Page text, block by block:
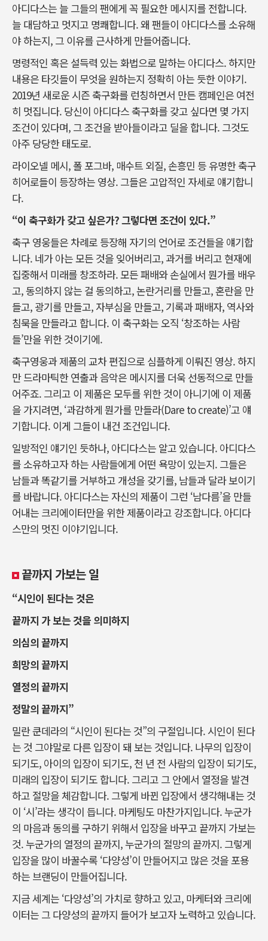
아디다스는 늘 그들의 팬에게 꼭 필요한 메시지를 전합니다.
늘 대담하고 멋지고 명쾌합니다. 왜 팬들이 아디다스를 소유해
야 하는지, 그 이유를 근사하게 만들어줍니다.
명령적인 혹은 설득력 있는 화법으로 말하는 아디다스. 하지만
내용은 타깃들이 무엇을 원하는지 정확히 아는 듯한 이야기.
2019년 새로운 시즌 축구화를 런칭하면서 만든 캠페인은 여전
히 멋집니다. 당신이 아디다스 축구화를 갖고 싶다면 몇 가지
조건이 있다며, 그 조건을 받아들이라고 딜을 합니다. 그것도
아주 당당한 태도로.
라이오넬 메시, 폴 포그바, 매수트 외질, 손흥민 등 유명한 축구
히어로들이 등장하는 영상. 그들은 고압적인 자세로 얘기합니
다.
“이 축구화가 갖고 싶은가? 그렇다면 조건이 있다.”
축구 영웅들은 차례로 등장해 자기의 언어로 조건들을 얘기합
니다. 네가 아는 모든 것을 잊어버리고, 과거를 버리고 현재에
집중해서 미래를 창조하라. 모든 패배와 손실에서 뭔가를 배우
고, 동의하지 않는 걸 동의하고, 논란거리를 만들고, 혼란을 만
들고, 광기를 만들고, 자부심을 만들고, 기록과 패배자, 역사와
침묵을 만들라고 합니다. 이 축구화는 오직 ‘창조하는 사람
들’만을 위한 것이기에.
축구영웅과 제품의 교차 편집으로 심플하게 이뤄진 영상. 하지
만 드라마틱한 연출과 음악은 메시지를 더욱 선동적으로 만들
어주죠. 그리고 이 제품은 모두를 위한 것이 아니기에 이 제품
을 가지려면, ‘과감하게 뭔가를 만들라(Dare to create)’고 얘
기합니다. 이게 그들이 내건 조건입니다.
일방적인 얘기인 듯하나, 아디다스는 알고 있습니다. 아디다스
를 소유하고자 하는 사람들에게 어떤 욕망이 있는지. 그들은
남들과 똑같기를 거부하고 개성을 갖기를, 남들과 달라 보이기
를 바랍니다. 아디다스는 자신의 제품이 그런 ‘남다름’을 만들
어내는 크리에이터만을 위한 제품이라고 강조합니다. 아디다
스만의 멋진 이야기입니다.
끝까지 가보는 일
“시인이 된다는 것은
끝까지 가 보는 것을 의미하지
의심의 끝까지
희망의 끝까지
열정의 끝까지
정말의 끝까지”
밀란 쿤데라의 “시인이 된다는 것”의 구절입니다. 시인이 된다
는 것 그야말로 다른 입장이 돼 보는 것입니다. 나무의 입장이
되기도, 아이의 입장이 되기도, 천 년 전 사람의 입장이 되기도,
미래의 입장이 되기도 합니다. 그리고 그 안에서 열정을 발견
하고 절망을 체감합니다. 그렇게 바뀐 입장에서 생각해내는 것
이 ‘시’라는 생각이 듭니다. 마케팅도 마찬가지입니다. 누군가
의 마음과 동의를 구하기 위해서 입장을 바꾸고 끝까지 가보는
것. 누군가의 열정의 끝까지, 누군가의 절망의 끝까지. 그렇게
입장을 많이 바꿀수록 ‘다양성’이 만들어지고 많은 것을 포용
하는 브랜딩이 만들어집니다.
지금 세계는 ‘다양성’의 가치로 향하고 있고, 마케터와 크리에
이터는 그 다양성의 끝까지 들어가 보고자 노력하고 있습니다.